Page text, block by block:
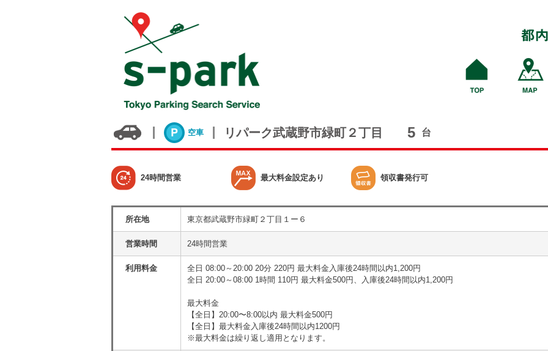
空車 リパーク武蔵野市緑町２丁目 5 台
24時間営業 最大料金設定あり 領収書発行可
所在地 東京都武蔵野市緑町２丁目１ー６
営業時間 24時間営業
利用料金
全日 08:00～20:00 20分 220円 最大料金入庫後24時間以内1,200円
全日 20:00～08:00 1時間 110円 最大料金500円、入庫後24時間以内1,200円
最大料金
【全日】20:00〜8:00以内 最大料金500円
【全日】最大料金入庫後24時間以内1200円
※最大料金は繰り返し適用となります。